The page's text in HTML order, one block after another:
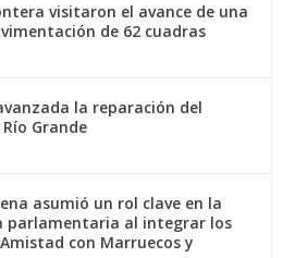
visitaron el avance de una
de 62 cuadras
la reparación del
Grande
asumió un rol clave en la
parlamentaria al integrar los
con Marruecos y